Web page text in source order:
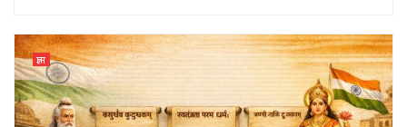
ज्ञान